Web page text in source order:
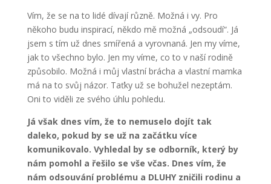
Vím, že se na to lidé dívají různě. Možná i vy. Pro
někoho budu inspirací, někdo mě možná „odsoudí“. Já
jsem s tím už dnes smířená a vyrovnaná. Jen my víme,
jak to všechno bylo. Jen my víme, co to v naší rodině
způsobilo. Možná i můj vlastní brácha a vlastní mamka
má na to svůj názor. Taťky už se bohužel nezeptám.
Oni to viděli ze svého úhlu pohledu.
Já však dnes vím, že to nemuselo dojít tak
daleko, pokud by se už na začátku více
komunikovalo. Vyhledal by se odborník, který by
nám pomohl a řešilo se vše včas. Dnes vím, že
nám odsouvání problému a DLUHY zničili rodinu a